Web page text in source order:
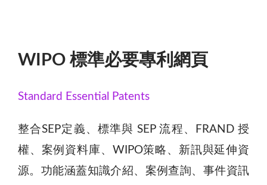
WIPO 標準必要專利網頁
Standard Essential Patents
整合SEP定義、標準與 SEP 流程、FRAND 授
權、案例資料庫、WIPO策略、新訊與延伸資
源。功能涵蓋知識介紹、案例查詢、事件資訊